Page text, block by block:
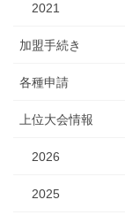
2021
加盟手続き
各種申請
上位大会情報
2026
2025